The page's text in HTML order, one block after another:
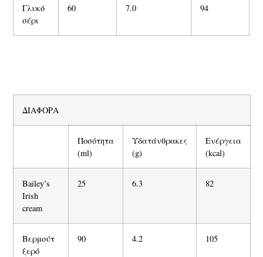
Γλυκό
σέρι
60 7.0 94
ΔΙΑΦΟΡΑ
Ποσότητα
(ml)
Υδατάνθρακες
(g)
Ενέργεια
(kcal)
Βailey’s
Irish
cream
25 6.3 82
Βερμούτ
ξερό
90 4.2 105